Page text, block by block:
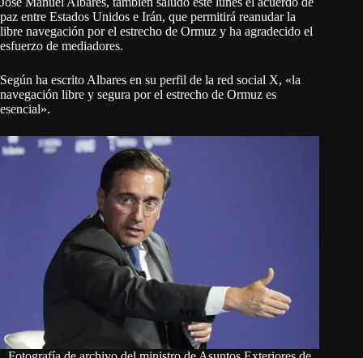
paz entre Estados Unidos e Irán, que permitirá reanudar la
libre navegación por el estrecho de Ormuz y ha agradecido el
esfuerzo de mediadores.
Según ha escrito Albares en su perfil de la red social X, «la
navegación libre y segura por el estrecho de Ormuz es
esencial».